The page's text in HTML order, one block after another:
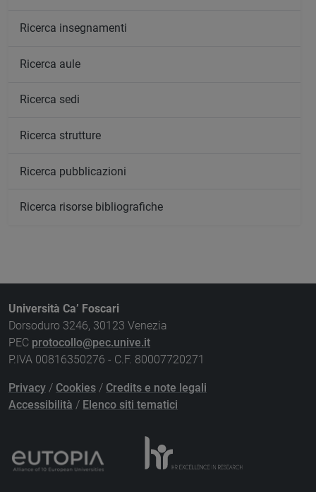
Ricerca insegnamenti
Ricerca aule
Ricerca sedi
Ricerca strutture
Ricerca pubblicazioni
Ricerca risorse bibliografiche
Università Ca’ Foscari
Dorsoduro 3246, 30123 Venezia
PEC protocollo@pec.unive.it
P.IVA 00816350276 - C.F. 80007720271
Privacy / Cookies / Credits e note legali
Accessibilità / Elenco siti tematici